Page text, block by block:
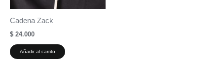
Cadena Zack
$ 24.000
Añadir al carrito